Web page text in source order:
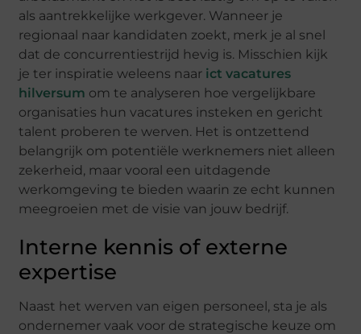
als aantrekkelijke werkgever. Wanneer je
regionaal naar kandidaten zoekt, merk je al snel
dat de concurrentiestrijd hevig is. Misschien kijk
je ter inspiratie weleens naar ict vacatures
hilversum om te analyseren hoe vergelijkbare
organisaties hun vacatures insteken en gericht
talent proberen te werven. Het is ontzettend
belangrijk om potentiële werknemers niet alleen
zekerheid, maar vooral een uitdagende
werkomgeving te bieden waarin ze echt kunnen
meegroeien met de visie van jouw bedrijf.
Interne kennis of externe
expertise
Naast het werven van eigen personeel, sta je als
ondernemer vaak voor de strategische keuze om